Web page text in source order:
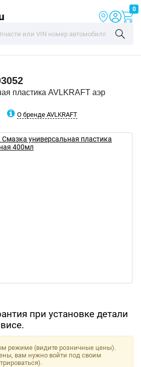
0
пластика AVLKRAFT аэр
О бренде AVLKRAFT
при установке детали
режиме (видите розничные цены).
вам нужно войти под своим